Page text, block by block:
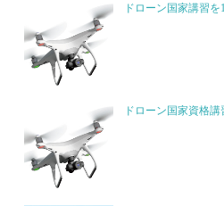
ドローン国家講習を
ドローン国家資格講